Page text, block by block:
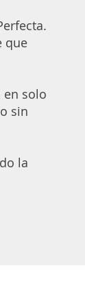
que
en solo
sin
la